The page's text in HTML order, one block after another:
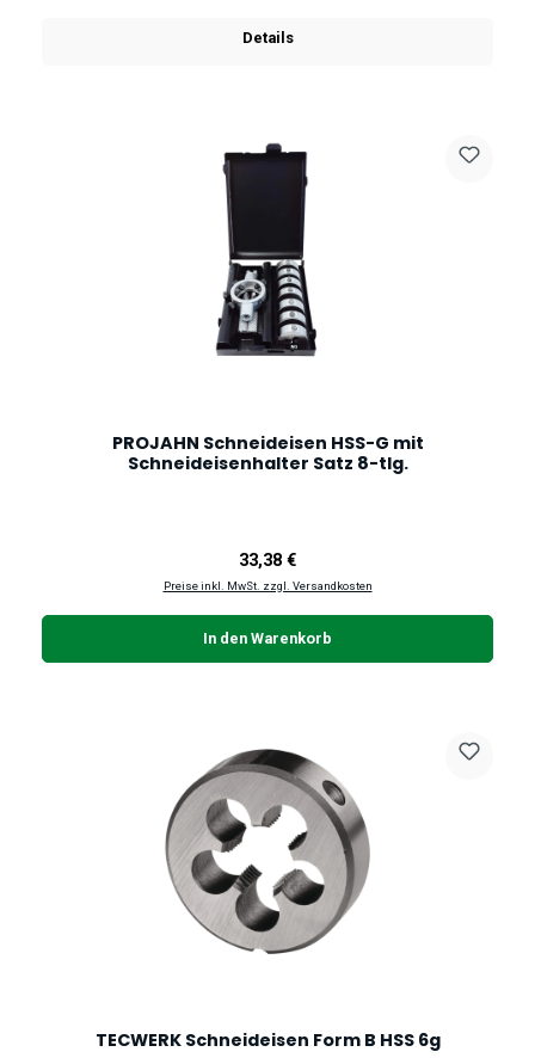
Details
PROJAHN Schneideisen HSS-G mit
Schneideisenhalter Satz 8-tlg.
Regulärer Preis:
33,38 €
Preise inkl. MwSt. zzgl. Versandkosten
In den Warenkorb
TECWERK Schneideisen Form B HSS 6g